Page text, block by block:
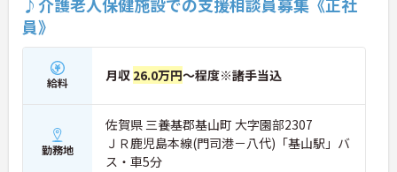
♪介護老人保健施設での支援相談員募集《正社
員》
給料 月収 26.0万円～程度※諸手当込
勤務地
佐賀県 三養基郡基山町 大字園部2307
ＪＲ鹿児島本線(門司港－八代)「基山駅」バ
ス・車5分